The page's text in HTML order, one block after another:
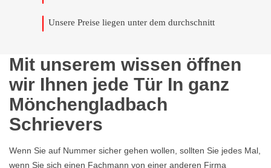
Unsere Preise liegen unter dem durchschnitt
Mit unserem wissen öffnen
wir Ihnen jede Tür In ganz
Mönchengladbach
Schrievers
Wenn Sie auf Nummer sicher gehen wollen, sollten Sie jedes Mal,
wenn Sie sich einen Fachmann von einer anderen Firma